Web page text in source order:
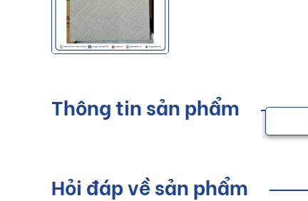
Thông tin sản phẩm
Hỏi đáp về sản phẩm